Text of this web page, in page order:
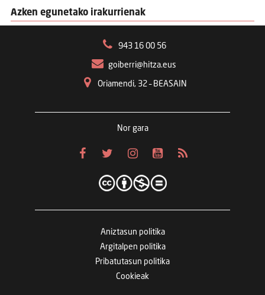
Azken egunetako irakurrienak
943 16 00 56
goiberri@hitza.eus
Oriamendi, 32 – BEASAIN
Nor gara
Aniztasun politika
Argitalpen politika
Pribatutasun politika
Cookieak